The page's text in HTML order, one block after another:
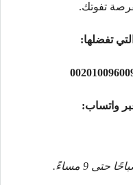
تفوتك.
تفضلها:
واتساب: